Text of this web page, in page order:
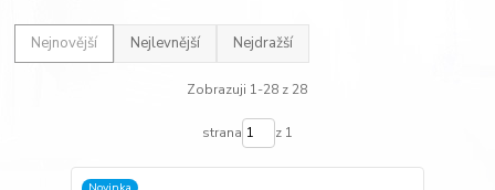
Nejnovější Nejlevnější Nejdražší
Zobrazuji 1-28 z 28
strana z 1